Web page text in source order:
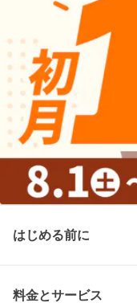
はじめる前に
料金とサービス